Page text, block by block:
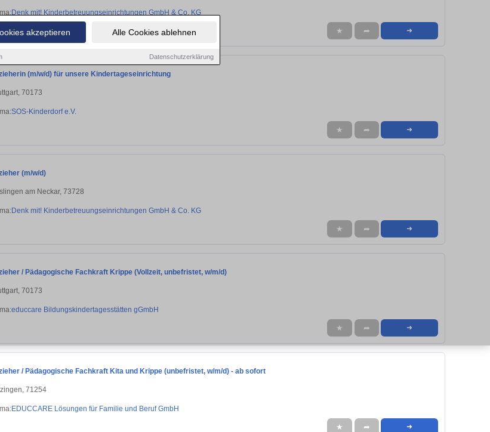
akzeptieren Alle Cookies ablehnen
Datenschutzerklärung
Denk mit! Kinderbetreuungseinrichtungen GmbH & Co. KG
★ ➦ ➜
(m/w/d) für unsere Kindertageseinrichtung
70173
SOS-Kinderdorf e.V.
★ ➦ ➜
(m/w/d)
am Neckar, 73728
Denk mit! Kinderbetreuungseinrichtungen GmbH & Co. KG
★ ➦ ➜
/ Pädagogische Fachkraft Krippe (Vollzeit, unbefristet, w/m/d)
70173
educcare Bildungskindertagesstätten gGmbH
★ ➦ ➜
/ Pädagogische Fachkraft Kita und Krippe (unbefristet, w/m/d) - ab sofort
71254
EDUCCARE Lösungen für Familie und Beruf GmbH
★ ➦ ➜